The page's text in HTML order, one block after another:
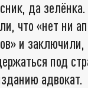
да
что «нет ни
и
под
адвокат.